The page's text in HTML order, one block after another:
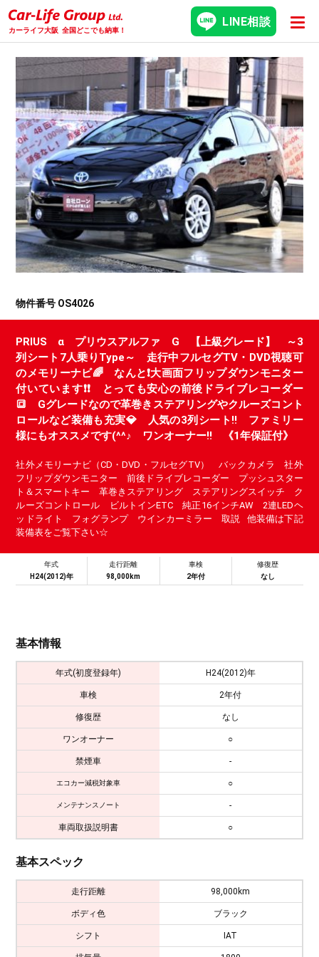
カーライフ大阪 全国どこでも納車！
LINE相談
物件番号 OS4026
PRIUS α プリウスアルファ G 【上級グレード】 ～3
列シート7人乗りType～ 走行中フルセグTV・DVD視聴可
のメモリーナビ🌈 なんと❗大画面フリップダウンモニター
付いています❗❗ とっても安心の前後ドライブレコーダー
🔳 Gグレードなので革巻きステアリングやクルーズコント
ロールなど装備も充実💎 人気の3列シート!! ファミリー
様にもオススメです(^^♪ ワンオーナー!! 《1年保証付》
社外メモリーナビ（CD・DVD・フルセグTV） バックカメラ 社外
フリップダウンモニター 前後ドライブレコーダー プッシュスター
ト＆スマートキー 革巻きステアリング ステアリングスイッチ ク
ルーズコントロール ビルトインETC 純正16インチAW 2連LEDヘ
ッドライト フォグランプ ウインカーミラー 取説 他装備は下記
装備表をご覧下さい☆
年式
H24(2012)年
走行距離
98,000km
車検
2年付
修復歴
なし
基本情報
年式(初度登録年) H24(2012)年
車検 2年付
修復歴 なし
ワンオーナー ○
禁煙車 -
エコカー減税対象車 ○
メンテナンスノート -
車両取扱説明書 ○
基本スペック
走行距離 98,000km
ボディ色 ブラック
シフト IAT